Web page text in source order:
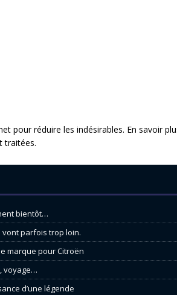
pour réduire les indésirables. En savoir
traitées.
bientôt…
vont parfois trop loin.
marque pour Citroën
voyage…
d’une légende